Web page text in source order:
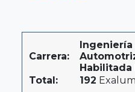
Carrera:
Ingeniería
Habilitada
Total:
192